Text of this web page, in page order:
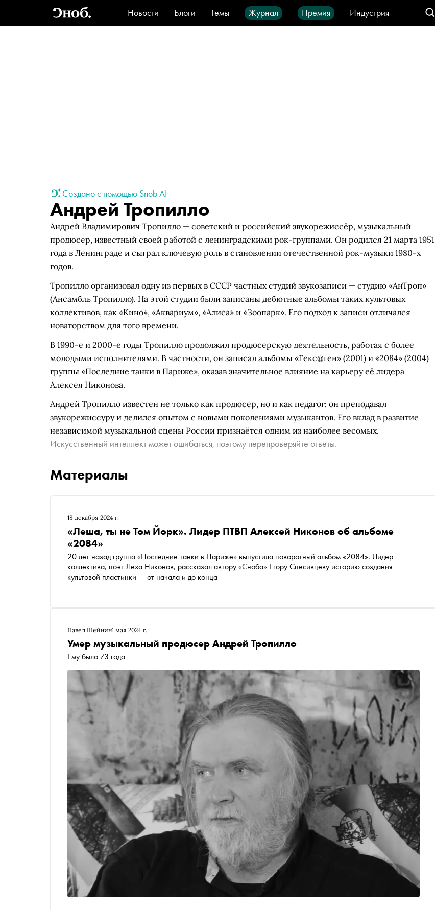
Новости Блоги Темы Журнал Премия
Индустрия
Стиль
Видео Город IT-продукты
Создано с помощью Snob AI
Андрей Тропилло
Андрей Владимирович Тропилло — советский и российский звукорежиссёр, музыкальный
продюсер, известный своей работой с ленинградскими рок-группами. Он родился 21 марта 1951
года в Ленинграде и сыграл ключевую роль в становлении отечественной рок-музыки 1980-х
годов.
Тропилло организовал одну из первых в СССР частных студий звукозаписи — студию «АнТроп»
(Ансамбль Тропилло). На этой студии были записаны дебютные альбомы таких культовых
коллективов, как «Кино», «Аквариум», «Алиса» и «Зоопарк». Его подход к записи отличался
новаторством для того времени.
В 1990-е и 2000-е годы Тропилло продолжил продюсерскую деятельность, работая с более
молодыми исполнителями. В частности, он записал альбомы «Гекс@ген» (2001) и «2084» (2004)
группы «Последние танки в Париже», оказав значительное влияние на карьеру её лидера
Алексея Никонова.
Андрей Тропилло известен не только как продюсер, но и как педагог: он преподавал
звукорежиссуру и делился опытом с новыми поколениями музыкантов. Его вклад в развитие
независимой музыкальной сцены России признаётся одним из наиболее весомых.
Искусственный интеллект может ошибаться, поэтому перепроверяйте ответы.
Материалы
18 декабря 2024 г.
«Леша, ты не Том Йорк». Лидер ПТВП Алексей Никонов об альбоме
«2084»
20 лет назад группа «Последние танки в Париже» выпустила поворотный альбом «2084». Лидер
коллектива, поэт Леха Никонов, рассказал автору «Сноба» Егору Спесивцеву историю создания
культовой пластинки — от начала и до конца
Павел Шейнин1 мая 2024 г.
Умер музыкальный продюсер Андрей Тропилло
Ему было 73 года